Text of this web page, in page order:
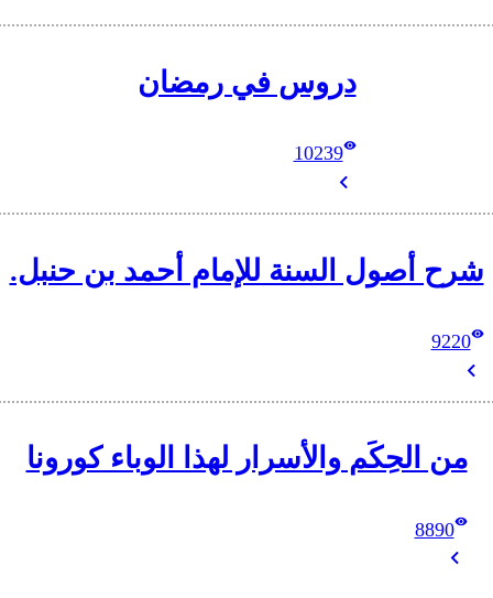
دروس في رمضان
10239
شرح أصول السنة للإمام أحمد بن حنبل.
9220
من الحِكَم والأسرار لهذا الوباء كورونا
8890